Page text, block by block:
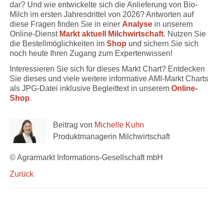
dar? Und wie entwickelte sich die Anlieferung von Bio-
Milch im ersten Jahresdrittel von 2026? Antworten auf
diese Fragen finden Sie in einer Analyse in unserem
Online-Dienst Markt aktuell Milchwirtschaft. Nutzen Sie
die Bestellmöglichkeiten im Shop und sichern Sie sich
noch heute Ihren Zugang zum Expertenwissen!
Interessieren Sie sich für dieses Markt Chart? Entdecken
Sie dieses und viele weitere informative AMI-Markt Charts
als JPG-Datei inklusive Begleittext in unserem Online-
Shop.
Beitrag von Michelle Kuhn
Produktmanagerin Milchwirtschaft
© Agrarmarkt Informations-Gesellschaft mbH
Zurück